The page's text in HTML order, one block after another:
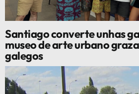
Santiago converte unhas
museo de arte urbano
galegos